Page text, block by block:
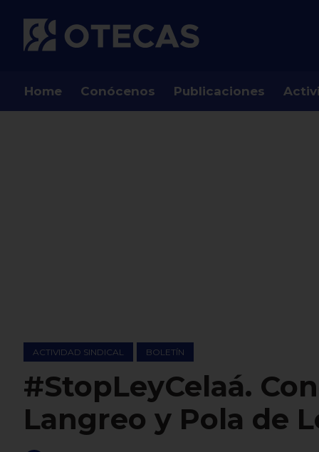
Home Conócenos Publicaciones
ACTIVIDAD SINDICAL BOLETÍN
#StopLeyCelaá.
Langreo y Pola de